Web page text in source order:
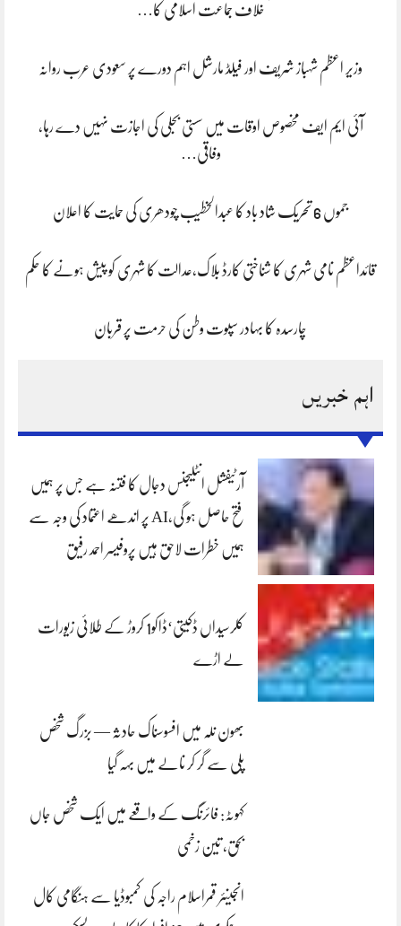
خلاف جماعت اسلامی کا…
وزیر اعظم شہباز شریف اور فیلڈ مارشل اہم دورے پر سعودی عرب روانہ
آئی ایم ایف مخصوص اوقات میں سستی بجلی کی اجازت نہیں دے رہا،
وفاقی…
جموں 6 تحریک شاد باد کا عبدالخطیب چودھری کی حمایت کا اعلان
قائداعظم نامی شہری کا شناختی کارڈ بلاک،عدالت کا شہری کو پیش ہونے کا حکم
چارسدہ کا بہادر سپوت وطن کی حرمت پر قربان
اہم خبریں
آرٹیفشل انٹلیجنس دجال کا فتنہ ہے جس پر ہمیں
فتح حاصل ہو گی،AI پر اندھے اعتماد کی وجہ سے
ہمیں خطرات لاحق ہیں پروفیسر احمد رفیق
کلرسیداں ڈکیتی‘ڈاکو1 کروڑ کے طلائی زیورات
لے اڑے
بھون نلہ میں افسوسناک حادثہ — بزرگ شخص
پلی سے گر کر نالے میں بہہ گیا
کہوٹہ: فائرنگ کے واقعے میں ایک شخص جاں
بحق، تین زخمی
انجینئر قمراسلام راجہ کی کمبوڈیا سے ہنگامی کال